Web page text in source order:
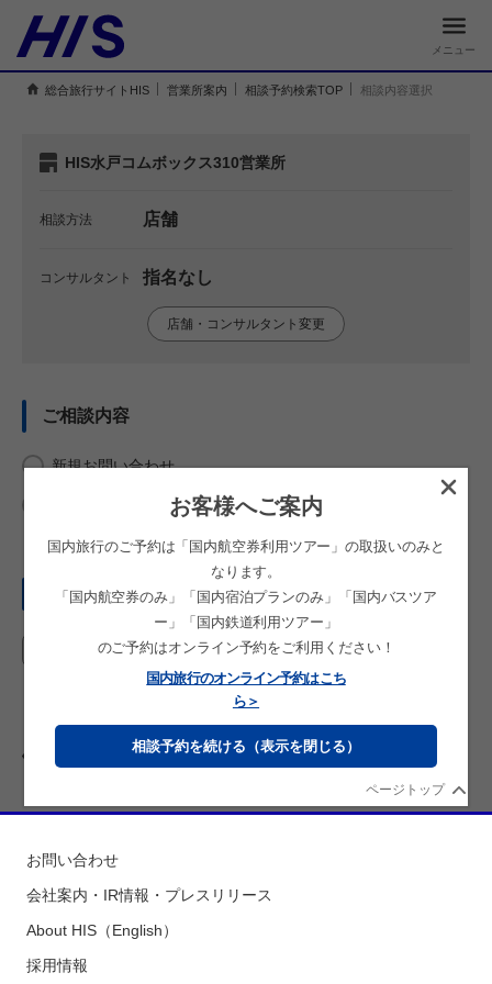
メニュー
総合旅行サイトHIS 営業所案内 相談予約検索TOP 相談内容選択
HIS水戸コムボックス310営業所
相談方法 店舗
コンサルタント 指名なし
店舗・コンサルタント変更
ご相談内容
新規お問い合わせ
お申込み済みのご旅行に関するお問合せ・お手続き
ご旅行種別
選択中の店舗を変更する
お客様へご案内
国内旅行のご予約は「国内航空券利用ツアー」の取扱いのみと
なります。
「国内航空券のみ」「国内宿泊プランのみ」「国内バスツア
ー」「国内鉄道利用ツアー」
のご予約はオンライン予約をご利用ください！
国内旅行のオンライン予約はこち
ら＞
相談予約を続ける（表示を閉じる）
お問い合わせ
会社案内・IR情報・プレスリリース
About HIS（English）
採用情報
ページトップ